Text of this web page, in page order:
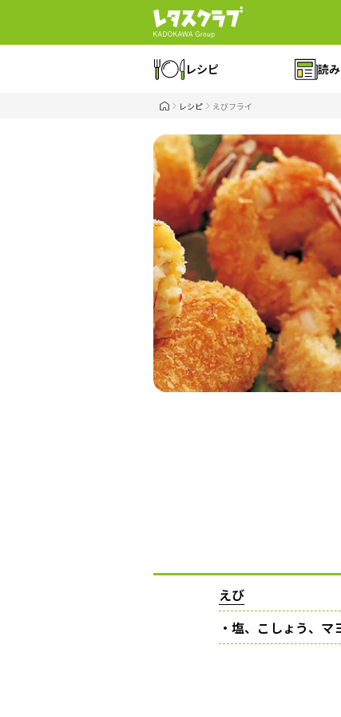
レシピ 読
レシピ えびフライ
えび
・塩、こしょう、